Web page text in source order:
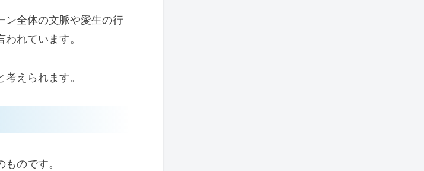
ン全体の文脈や愛生の行
れています。
えられます。
のです。